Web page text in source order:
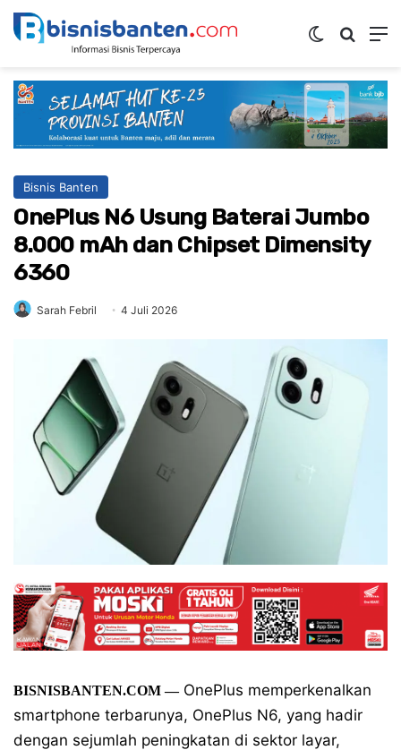
Switch skin
Bisnis Banten
OnePlus N6 Usung Baterai Jumbo
8.000 mAh dan Chipset Dimensity
6360
Sarah Febril 4 Juli 2026
BISNISBANTEN.COM—OnePlus memperkenalkan
smartphone terbarunya, OnePlus N6, yang hadir
dengan sejumlah peningkatan di sektor layar,